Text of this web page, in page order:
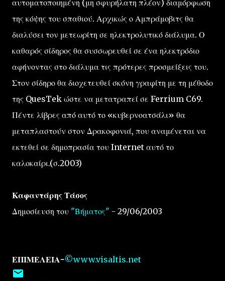
αυτοματοποιημένη (μη σφυρήλατη πλέον) διαμόρφωση
της κόψης του σπαθιού. Αρχικώς ο Αμπράμοβιτς θα
διαλύσει τον μετεωρίτη σε ηλεκτρολυτικό διάλυμα. Ο
καθαρός σίδηρος θα συσσωρευθεί σε ένα ηλεκτρόδιο
αφήνοντας στο διάλυμα τις πρότερες προσμείξεις του.
Στον σίδηρο θα διοχετευθεί σκόνη γραφίτη με τη μέθοδο
της QuesTek ώστε να μετατραπεί σε Ferrium C69.
Πέντε λίβρες από αυτό το «κυβερνοατσάλι» θα
μεταπλαστούν στον Δρακοφονιά, που αναμένεται να
εκτεθεί σε δημοπρασία του Internet αυτό το
καλοκαίρι.(σ.2003)
Καφαντάρης Τάσος
Δημοσίευση του "Βήματος" - 29/06/2003
ΕΠΙΜΕΛΕΙΑ-©www.visaltis.net